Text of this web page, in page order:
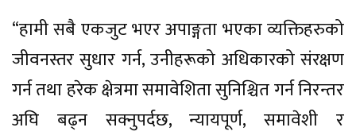
“हामी सबै एकजुट भएर अपाङ्गता भएका व्यक्तिहरुको
जीवनस्तर सुधार गर्न, उनीहरूको अधिकारको संरक्षण
गर्न तथा हरेक क्षेत्रमा समावेशिता सुनिश्चित गर्न निरन्तर
अघि बढ्न सक्नुपर्दछ, न्यायपूर्ण, समावेशी र